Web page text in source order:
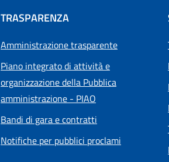
TRASPARENZA
Amministrazione trasparente
Piano integrato di attività e
organizzazione della Pubblica
amministrazione - PIAO
Bandi di gara e contratti
Notifiche per pubblici proclami